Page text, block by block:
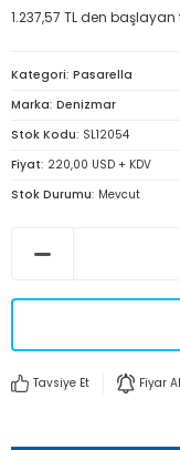
1.237,57 TL den başlayan
Kategori Pasarella
Marka Denizmar
Stok Kodu SL12054
Fiyat 220,00 USD + KDV
Stok Durumu Mevcut
Tavsiye Et Fiyar